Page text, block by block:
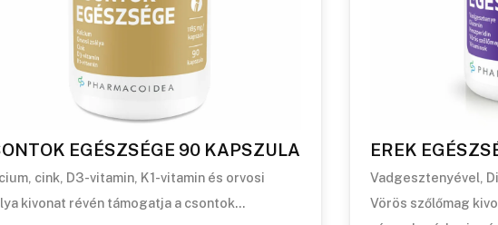
EGÉSZSÉGE 90 KAPSZULA
cink, D3-vitamin, K1-vitamin és orvosi
kivonat révén támogatja a csontok…
EREK
Vadgesztenyével,
Vörös szőlőmag